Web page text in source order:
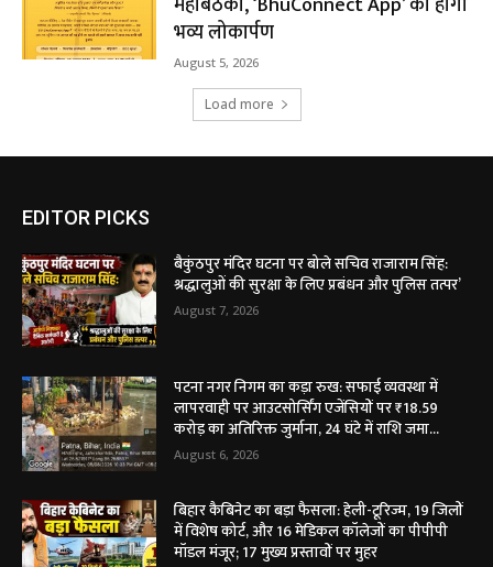
भव्य लोकार्पण
August 5, 2026
Load more
EDITOR PICKS
बैकुंठपुर मंदिर घटना पर बोले सचिव राजाराम सिंह:
श्रद्धालुओं की सुरक्षा के लिए प्रबंधन और पुलिस तत्पर’
August 7, 2026
पटना नगर निगम का कड़ा रुख: सफाई व्यवस्था में
लापरवाही पर आउटसोर्सिंग एजेंसियों पर ₹18.59
करोड़ का अतिरिक्त जुर्माना, 24 घंटे में राशि जमा...
August 6, 2026
बिहार कैबिनेट का बड़ा फैसला: हेली-टूरिज्म, 19 जिलों
में विशेष कोर्ट, और 16 मेडिकल कॉलेजों का पीपीपी
मॉडल मंजूर; 17 मुख्य प्रस्तावों पर मुहर